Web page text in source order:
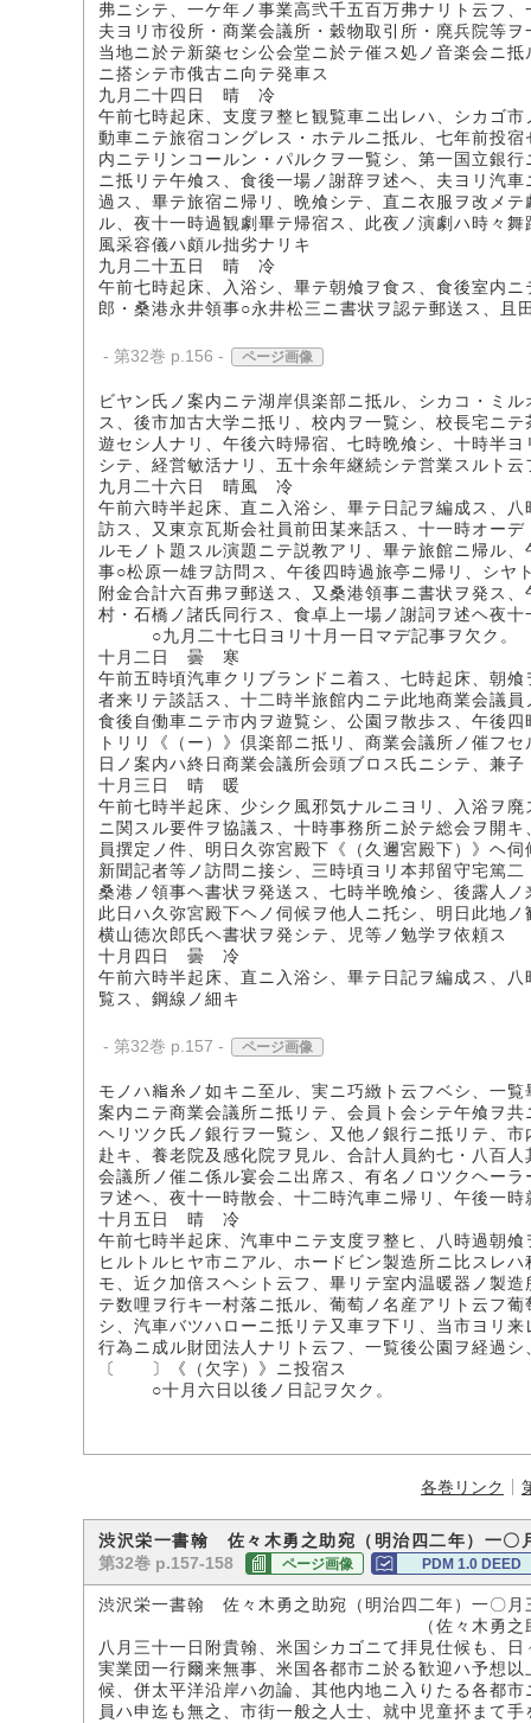
弗ニシテ、一ケ年ノ事業高弐千五百万弗ナリト云フ
夫ヨリ市役所・商業会議所・穀物取引所・廃兵院等
当地ニ於テ新築セシ公会堂ニ於テ催ス処ノ音楽会ニ
ニ搭シテ市俄古ニ向テ発車ス
九月二十四日 晴 冷
午前七時起床、支度ヲ整ヒ観覧車ニ出レハ、シカゴ
動車ニテ旅宿コングレス・ホテルニ抵ル、七年前投
内ニテリンコールン・パルクヲ一覧シ、第一国立銀
ニ抵リテ午飧ス、食後一場ノ謝辞ヲ述ヘ、夫ヨリ汽
過ス、畢テ旅宿ニ帰リ、晩飧シテ、直ニ衣服ヲ改メ
ル、夜十一時過観劇畢テ帰宿ス、此夜ノ演劇ハ時々
風采容儀ハ頗ル拙劣ナリキ
九月二十五日 晴 冷
午前七時起床、入浴シ、畢テ朝飧ヲ食ス、食後室内
郎・桑港永井領事○永井松三ニ書状ヲ認テ郵送ス、且
- 第32巻 p.156 - ページ画像
ビヤン氏ノ案内ニテ湖岸倶楽部ニ抵ル、シカコ・ミ
ス、後市加古大学ニ抵リ、校内ヲ一覧シ、校長宅ニ
遊セシ人ナリ、午後六時帰宿、七時晩飧シ、十時半
シテ、経営敏活ナリ、五十余年継続シテ営業スルト
九月二十六日 晴風 冷
午前六時半起床、直ニ入浴シ、畢テ日記ヲ編成ス、
訪ス、又東京瓦斯会社員前田某来話ス、十一時オー
ルモノト題スル演題ニテ説教アリ、畢テ旅館ニ帰ル
事○松原一雄ヲ訪問ス、午後四時過旅亭ニ帰リ、シヤ
附金合計六百弗ヲ郵送ス、又桑港領事ニ書状ヲ発ス
村・石橋ノ諸氏同行ス、食卓上一場ノ謝詞ヲ述ヘ夜十
○九月二十七日ヨリ十月一日マデ記事ヲ欠ク。
十月二日 曇 寒
午前五時頃汽車クリブランドニ着ス、七時起床、朝
者来リテ談話ス、十二時半旅館内ニテ此地商業会議
食後自働車ニテ市内ヲ遊覧シ、公園ヲ散歩ス、午後
トリリ《（ー）》倶楽部ニ抵リ、商業会議所ノ催フ
日ノ案内ハ終日商業会議所会頭ブロス氏ニシテ、兼
十月三日 晴 暖
午前七時半起床、少シク風邪気ナルニヨリ、入浴ヲ
ニ関スル要件ヲ協議ス、十時事務所ニ於テ総会ヲ開
員撰定ノ件、明日久弥宮殿下《（久邇宮殿下）》ヘ
新聞記者等ノ訪問ニ接シ、三時頃ヨリ本邦留守宅篤
桑港ノ領事ヘ書状ヲ発送ス、七時半晩飧シ、後露人
此日ハ久弥宮殿下ヘノ伺候ヲ他人ニ托シ、明日此地
横山徳次郎氏ヘ書状ヲ発シテ、児等ノ勉学ヲ依頼ス
十月四日 曇 冷
午前六時半起床、直ニ入浴シ、畢テ日記ヲ編成ス、
覧ス、鋼線ノ細キ
- 第32巻 p.157 - ページ画像
モノハ𥿻糸ノ如キニ至ル、実ニ巧緻ト云フベシ、一
案内ニテ商業会議所ニ抵リテ、会員ト会シテ午飧ヲ
ヘリツク氏ノ銀行ヲ一覧シ、又他ノ銀行ニ抵リテ、
赴キ、養老院及感化院ヲ見ル、合計人員約七・八百
会議所ノ催ニ係ル宴会ニ出席ス、有名ノロツクヘー
ヲ述ヘ、夜十一時散会、十二時汽車ニ帰リ、午後一
十月五日 晴 冷
午前七時半起床、汽車中ニテ支度ヲ整ヒ、八時過朝
ヒルトルヒヤ市ニアル、ホードビン製造所ニ比スレ
モ、近ク加倍スヘシト云フ、畢リテ室内温暖器ノ製
テ数哩ヲ行キ一村落ニ抵ル、葡萄ノ名産アリト云フ
シ、汽車バツハローニ抵リテ又車ヲ下リ、当市ヨリ
行為ニ成ル財団法人ナリト云フ、一覧後公園ヲ経
〔 〕《（欠字）》ニ投宿ス
○十月六日以後ノ日記ヲ欠ク。
各巻リンク
渋沢栄一書翰 佐々木勇之助宛（明治四二年）一〇
第32巻 p.157-158 ページ画像 PDM 1.0 DEED
渋沢栄一書翰 佐々木勇之助宛（明治四二年）一〇月
（佐々木勇之助氏所
八月三十一日附貴翰、米国シカゴニて拝見仕候も、
実業団一行爾来無事、米国各都市ニ於る歓迎ハ予想
候、併太平洋沿岸ハ勿論、其他内地ニ入りたる各都
員ハ申迄も無之、市街一般之人士、就中児童抔まて